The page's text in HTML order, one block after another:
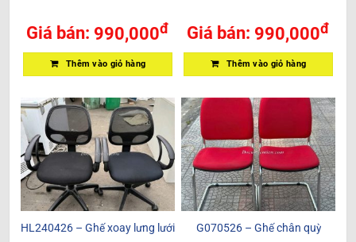
Giá bán: 990,000đ
Thêm vào giỏ hàng
Giá bán: 990,000đ
Thêm vào giỏ hàng
HL240426 – Ghế xoay lưng lưới G070526 – Ghế chân quỳ